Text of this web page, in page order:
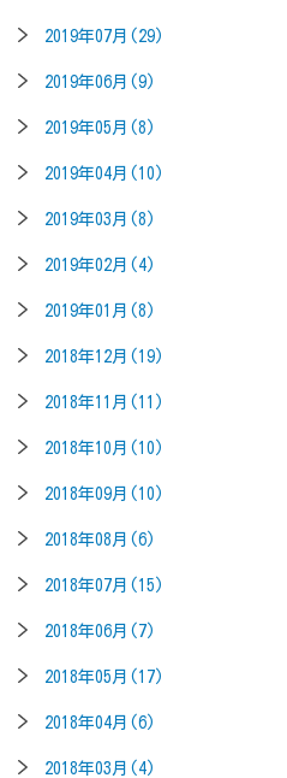
2019年07月(29)
2019年06月(9)
2019年05月(8)
2019年04月(10)
2019年03月(8)
2019年02月(4)
2019年01月(8)
2018年12月(19)
2018年11月(11)
2018年10月(10)
2018年09月(10)
2018年08月(6)
2018年07月(15)
2018年06月(7)
2018年05月(17)
2018年04月(6)
2018年03月(4)